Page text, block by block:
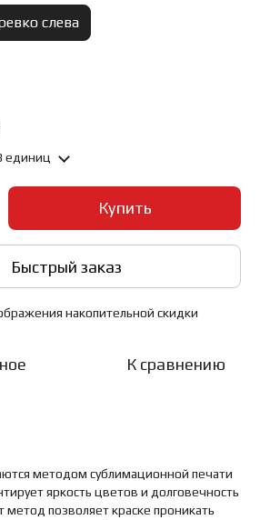
слева
единиц
Купить
Быстрый заказ
накопительной скидки
К сравнению
методом сублимационной печати
яркость цветов и долговечность
позволяет краске проникать